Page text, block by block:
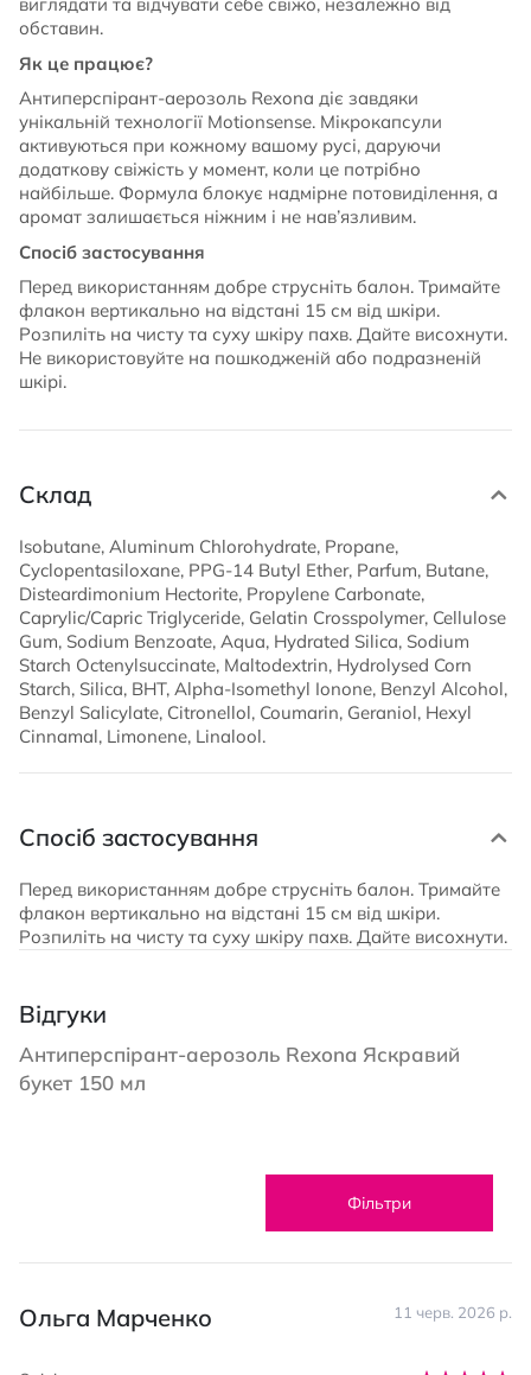
обставин.
Як це працює?
Антиперспірант-аерозоль Rexona діє завдяки
унікальній технології Motionsense. Мікрокапсули
активуються при кожному вашому русі, даруючи
додаткову свіжість у момент, коли це потрібно
найбільше. Формула блокує надмірне потовиділення, а
аромат залишається ніжним і не нав’язливим.
Спосіб застосування
Перед використанням добре струсніть балон. Тримайте
флакон вертикально на відстані 15 см від шкіри.
Розпиліть на чисту та суху шкіру пахв. Дайте висохнути.
Не використовуйте на пошкодженій або подразненій
шкірі.
Склад
Isobutane, Aluminum Chlorohydrate, Propane,
Cyclopentasiloxane, PPG-14 Butyl Ether, Parfum, Butane,
Disteardimonium Hectorite, Propylene Carbonate,
Caprylic/Capric Triglyceride, Gelatin Crosspolymer, Cellulose
Gum, Sodium Benzoate, Aqua, Hydrated Silica, Sodium
Starch Octenylsuccinate, Maltodextrin, Hydrolysed Corn
Starch, Silica, BHT, Alpha-Isomethyl Ionone, Benzyl Alcohol,
Benzyl Salicylate, Citronellol, Coumarin, Geraniol, Hexyl
Cinnamal, Limonene, Linalool.
Спосіб застосування
Перед використанням добре струсніть балон. Тримайте
флакон вертикально на відстані 15 см від шкіри.
Розпиліть на чисту та суху шкіру пахв. Дайте висохнути.
Відгуки
Антиперспірант-аерозоль Rexona Яскравий
букет 150 мл
Фільтри
Ольга Марченко 11 черв. 2026 р.